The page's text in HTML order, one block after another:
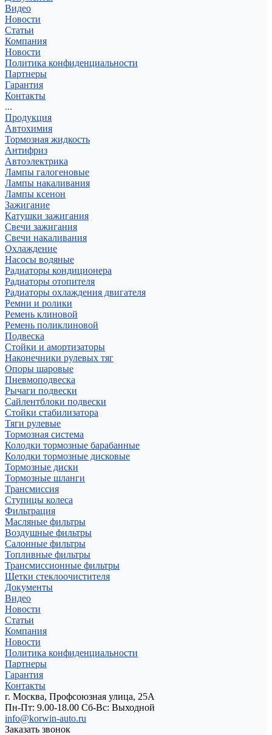
Видео
Новости
Статьи
Компания
Новости
Политика конфиденциальности
Партнеры
Гарантия
Контакты
...
Продукция
Автохимия
Тормозная жидкость
Антифриз
Автоэлектрика
Лампы галогеновые
Лампы накаливания
Лампы ксенон
Зажигание
Катушки зажигания
Свечи зажигания
Свечи накаливания
Охлаждение
Насосы водяные
Радиаторы кондиционера
Радиаторы отопителя
Радиаторы охлаждения двигателя
Ремни и ролики
Ремень клиновой
Ремень поликлиновой
Подвеска
Стойки и амортизаторы
Наконечники рулевых тяг
Опоры шаровые
Пневмоподвеска
Рычаги подвески
Сайлентблоки подвески
Стойки стабилизатора
Тяги рулевые
Тормозная система
Колодки тормозные барабанные
Колодки тормозные дисковые
Тормозные диски
Тормозные шланги
Трансмиссия
Ступицы колеса
Фильтрация
Масляные фильтры
Воздушные фильтры
Салонные фильтры
Топливные фильтры
Трансмиссионные фильтры
Щетки стеклоочистителя
Документы
Видео
Новости
Статьи
Компания
Новости
Политика конфиденциальности
Партнеры
Гарантия
Контакты
г. Москва, Профсоюзная улица, 25А
Пн-Пт: 9.00-18.00 Cб-Вс: Выходной
info@korwin-auto.ru
Заказать звонок